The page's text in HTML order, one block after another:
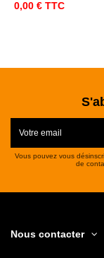
0,00 € TTC
Vous pouvez vous
de
Nous contacter